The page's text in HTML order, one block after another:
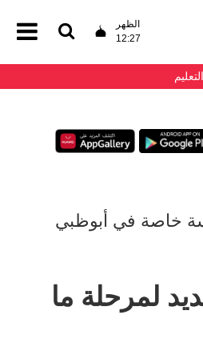
الظهر
12:27
12 مدرسة خاصة في أبوظبي
جديد لمرحلة ما